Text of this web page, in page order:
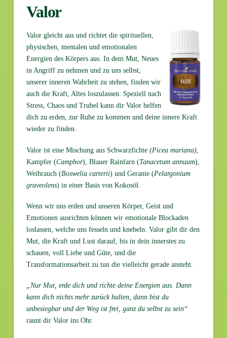
Valor
Valor gleicht aus und richtet die spirituellen,
physischen, mentalen und emotionalen
Energien des Körpers aus. In dem Mut, Neues
in Angriff zu nehmen und zu uns selbst,
unserer inneren Wahrheit zu stehen, finden wir
auch die Kraft, Altes loszulassen. Speziell nach
Stress, Chaos und Trubel kann dir Valor helfen
dich zu erden, zur Ruhe zu kommen und deine innere Kraft
wieder zu finden.
Valor ist eine Mischung aus Schwarzfichte (Picea mariana),
Kampfer (Camphor), Blauer Rainfarn (Tanacetum annuum),
Weihrauch (Boswelia carterii) und Geranie (Pelargonium
graveolens) in einer Basis von Kokosöl.
Wenn wir uns erden und unseren Körper, Geist und
Emotionen ausrichten können wir emotionale Blockaden
loslassen, welche uns fesseln und knebeln. Valor gibt dir den
Mut, die Kraft und Lust darauf, bis in dein innerstes zu
schauen, voll Liebe und Güte, und die
Transformationsarbeit zu tun die vielleicht gerade ansteht.
„Nur Mut, erde dich und richte deine Energien aus. Dann
kann dich nichts mehr zurück halten, dann bist du
unbesiegbar und der Weg ist frei, ganz du selbst zu sein“
raunt dir Valor ins Ohr.